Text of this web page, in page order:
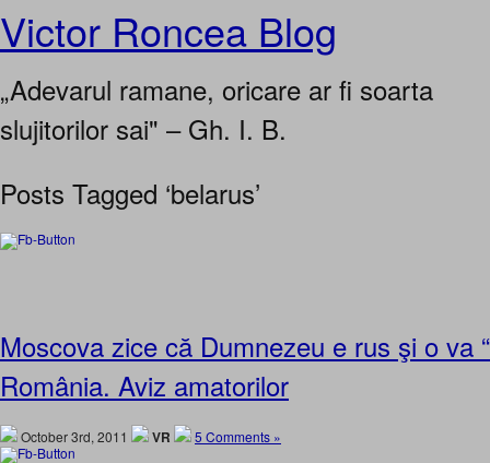
Victor Roncea Blog
„Adevarul ramane, oricare ar fi soarta
slujitorilor sai" – Gh. I. B.
Posts Tagged ‘belarus’
Moscova zice că Dumnezeu e rus şi o va
România. Aviz amatorilor
October 3rd, 2011 VR 5 Comments »